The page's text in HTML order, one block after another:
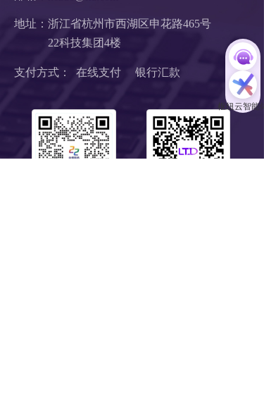
地址：浙江省杭州市西湖区申花路465号
支付方式：  在线支付     银行汇款
22科技集团4楼